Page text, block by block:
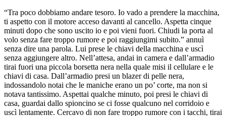
“Tra poco dobbiamo andare tesoro. Io vado a prendere la macchina,
ti aspetto con il motore acceso davanti al cancello. Aspetta cinque
minuti dopo che sono uscito io e poi vieni fuori. Chiudi la porta al
volo senza fare troppo rumore e poi raggiungimi subito.” annuì
senza dire una parola. Lui prese le chiavi della macchina e uscì
senza aggiungere altro. Nell’attesa, andai in camera e dall’armadio
tirai fuori una piccola borsetta nera nella quale misi il cellulare e le
chiavi di casa. Dall’armadio presi un blazer di pelle nera,
indossandolo notai che le maniche erano un po’ corte, ma non si
notava tantissimo. Aspettai qualche minuto, poi presi le chiavi di
casa, guardai dallo spioncino se ci fosse qualcuno nel corridoio e
uscì lentamente. Cercavo di non fare troppo rumore con i tacchi, tirai